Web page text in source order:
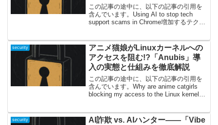
この記事の途中に、以下の記事の引用を
含んでいます。Using AI to stop tech
support scams in Chrome増加するテクサ
してい...
security
アニメ猫娘がLinuxカーネルへの
アクセスを阻む!?「Anubis」導
入の実態と仕組みを徹底解説
この記事の途中に、以下の記事の引用を
含んでいます。Why are anime catgirls
blocking my access to the Linux kernel?
security
AI詐欺 vs. AIハンター——「Vibe